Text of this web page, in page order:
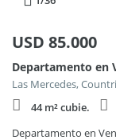
USD 85.000
Las Mercedes,
44 m² cubie.
Departamento en